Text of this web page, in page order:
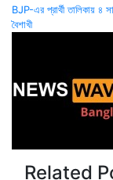
Post
BJP-এর প্রার্থী তালিকায় ৪
বৈশাখী
Related